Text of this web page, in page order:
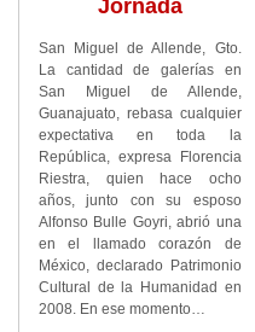
Jornada
San Miguel de Allende, Gto.
La cantidad de galerías en
San Miguel de Allende,
Guanajuato, rebasa cualquier
expectativa en toda la
República, expresa Florencia
Riestra, quien hace ocho
años, junto con su esposo
Alfonso Bulle Goyri, abrió una
en el llamado corazón de
México, declarado Patrimonio
Cultural de la Humanidad en
2008. En ese momento…